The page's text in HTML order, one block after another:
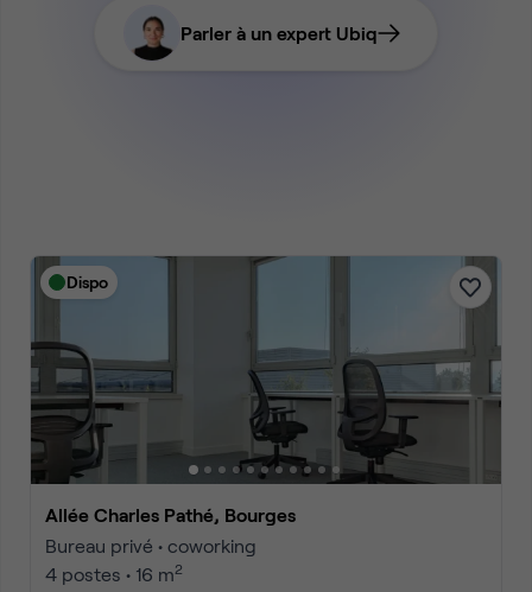
Parler à un expert Ubiq
Dispo
Allée Charles Pathé, Bourges
Bureau privé • coworking
4 postes • 16 m2